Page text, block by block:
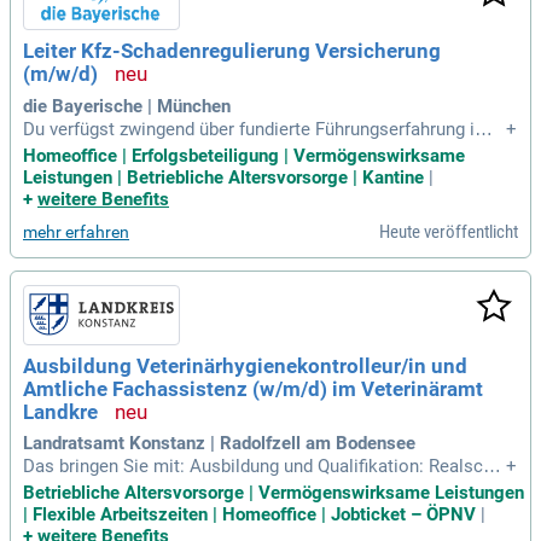
Leiter Kfz-Schadenregulierung Versicherung
(m/w/d)
die Bayerische | München
Du verfügst zwingend über fundierte Führungserfahrung im B
ereich Schadenbearbeitung- / regulierung Kraftfahrt (Haftpfli
cht und Kasko) in operativen Einheiten eines Versicherungs
unternehmens oder alternativ bei einem Schadenregulierung
+
Homeoffice | Erfolgsbeteiligung | Vermögenswirksame
Leistungen | Betriebliche Altersvorsorge | Kantine |
+ weitere Benefits
mehr erfahren Heute veröffentlicht
Ausbildung Veterinärhygienekontrolleur/in und
Amtliche Fachassistenz (w/m/d) im Veterinäramt
Landkre
Landratsamt Konstanz | Radolfzell am Bodensee
Das bringen Sie mit: Ausbildung und Qualifikation: Realschu
labschluss sowie eine abgeschlossene Ausbildung als Land
wirt/in, Tiermedizinische/r Fachangestellte/r (TFA), Veterinä
rmedizinisch-technische/r Assistent/in (VMTA), Tierwirt/in
+
Betriebliche Altersvorsorge | Vermögenswirksame Leistungen
| Flexible Arbeitszeiten | Homeoffice | Jobticket – ÖPNV |
+ weitere Benefits